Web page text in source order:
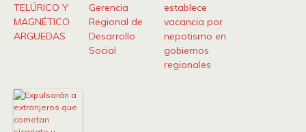
TELÚRICO Y
MAGNÉTICO
ARGUEDAS
Gerencia
Regional de
Desarrollo
Social
establece
vacancia por
nepotismo en
gobiernos
regionales